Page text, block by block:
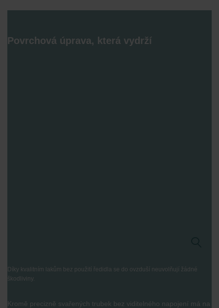
Povrchová úprava, která vydrží
Díky kvalitním lakům bez použití ředidla se do ovzduší neuvolňují žádné
škodliviny.
Kromě precizně svařených trubek bez viditelného napojení má na